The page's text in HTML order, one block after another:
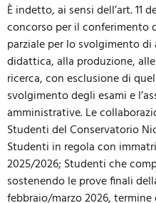
È indetto, ai sensi dell’art. 11
concorso per il conferimento
parziale per lo svolgimento
didattica, alla produzione,
ricerca, con esclusione di
svolgimento degli esami e
amministrative. Le
Studenti del Conservatorio
Studenti in regola con
2025/2026; Studenti che
sostenendo le prove finali
febbraio/marzo 2026,